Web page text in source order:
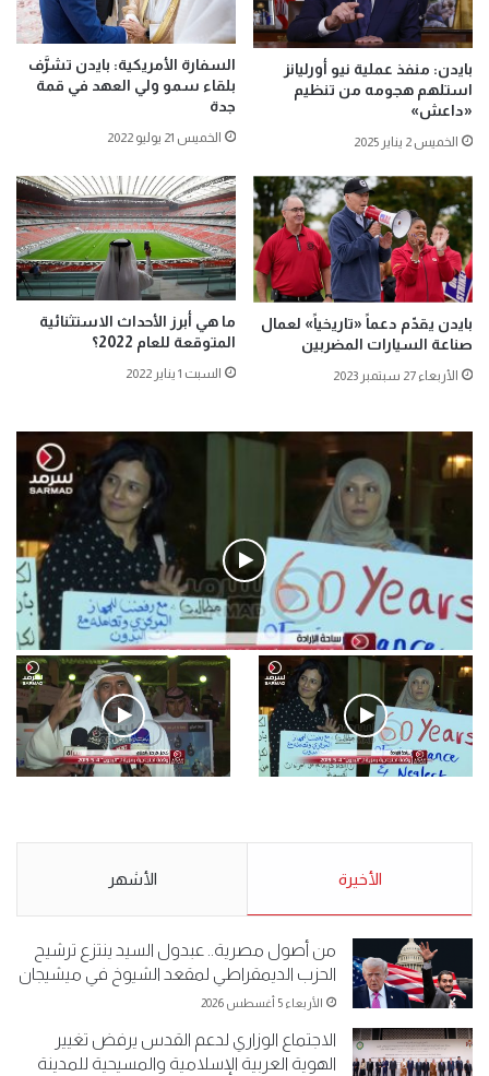
بايدن: منفذ عملية نيو أورليانز
استلهم هجومه من تنظيم
«داعش»
الخميس 2 يناير 2025
السفارة الأمريكية: بايدن تشرَّف
بلقاء سمو ولي العهد في قمة
جدة
الخميس 21 يوليو 2022
بايدن يقدّم دعماً «تاريخياً» لعمال
صناعة السيارات المضربين
الأربعاء 27 سبتمبر 2023
ما هي أبرز الأحداث الاستثنائية
المتوقعة للعام 2022؟
السبت 1 يناير 2022
فيديو
.وقفة احتجاجية رمزية لـ”#البدون” في ساحة الإرادة 4-5-2019.
الأحد 5 مايو 2019
5-2019.
نبيع مخدرات يعني ولا خمر؟!.
الأخيرة الأشهر
من أصول مصرية.. عبدول السيد ينتزع ترشيح
الحزب الديمقراطي لمقعد الشيوخ في ميشيجان
الأربعاء 5 أغسطس 2026
الاجتماع الوزاري لدعم القدس يرفض تغيير
الهوية العربية الإسلامية والمسيحية للمدينة